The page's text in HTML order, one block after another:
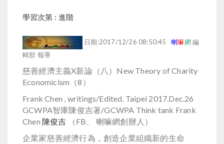
學習次第 : 進階
日期:2017/12/26 08:50:45喇嘛網編
輯部 報導
慈善經濟主義X新論（八）New Theory of Charity
Economicism（8）
Frank Chen , writings/Edited. Taipei 2017.Dec.26
GCWPA智庫陳俊吉著/GCWPA Think tank Frank
Chen 陳俊吉 （FB、 喇嘛網創辦人）
企業家慈善經濟行為，創造企業組織新的生命